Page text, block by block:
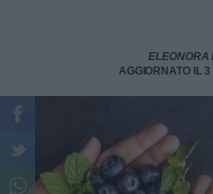
ELEONORA
AGGIORNATO IL